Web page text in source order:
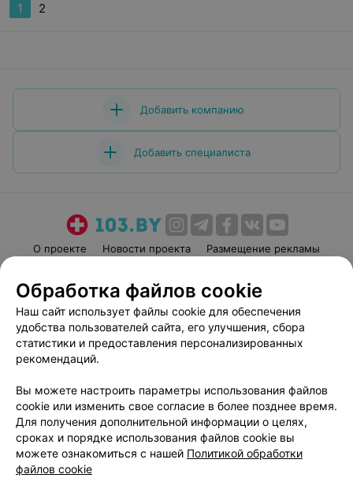
1 2
Добавить компанию
Добавить специалиста
О проекте Новости проекта
Размещение рекламы
Пользовательское соглашение
Способы оплаты
Вакансии
Партнеры
Написать руководителю 103.by
Обработка персональных данных
Обработка файлов cookie
Наш сайт использует файлы cookie для обеспечения
удобства пользователей сайта, его улучшения, сбора
статистики и предоставления персонализированных
рекомендаций.
Вы можете настроить параметры использования файлов
cookie или изменить свое согласие в более позднее время.
Для получения дополнительной информации о целях,
сроках и порядке использования файлов cookie вы
можете ознакомиться с нашей Политикой обработки
файлов cookie